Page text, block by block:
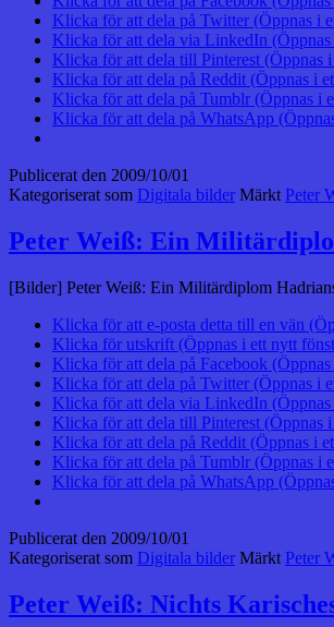
Klicka för att dela på Twitter (Öppnas i
Klicka för att dela via LinkedIn
Klicka för att dela till Pinterest (Öppnas
Klicka för att dela på Reddit (Öppnas i
Klicka för att dela på Tumblr (Öppnas i
Klicka för att dela på WhatsApp
Publicerat den 2009/10/01
Kategoriserat som Digitala bilder Märkt Peter
Peter Weiß: Ein
[Bilder] Peter Weiß: Ein Militärdiplom
Klicka för att e-posta detta till en vän
Klicka för utskrift (Öppnas i ett nytt
Klicka för att dela på Facebook
Klicka för att dela på Twitter (Öppnas i
Klicka för att dela via LinkedIn
Klicka för att dela till Pinterest (Öppnas
Klicka för att dela på Reddit (Öppnas i
Klicka för att dela på Tumblr (Öppnas i
Klicka för att dela på WhatsApp
Publicerat den 2009/10/01
Kategoriserat som Digitala bilder Märkt Peter
Peter Weiß: Nichts